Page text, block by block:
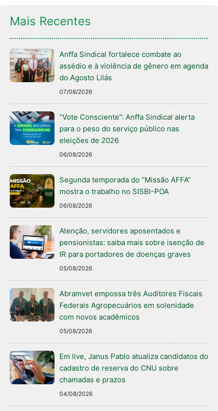
Mais Recentes
Anffa Sindical fortalece combate ao
assédio e à violência de gênero em agenda
do Agosto Lilás
07/08/2026
“Vote Consciente”: Anffa Sindical alerta
para o peso do serviço público nas
eleições de 2026
06/08/2026
Segunda temporada do “Missão AFFA”
mostra o trabalho no SISBI-POA
06/08/2026
Atenção, servidores aposentados e
pensionistas: saiba mais sobre isenção de
IR para portadores de doenças graves
05/08/2026
Abramvet empossa três Auditores Fiscais
Federais Agropecuários em solenidade
com novos acadêmicos
05/08/2026
Em live, Janus Pablo atualiza candidatos do
cadastro de reserva do CNU sobre
chamadas e prazos
04/08/2026